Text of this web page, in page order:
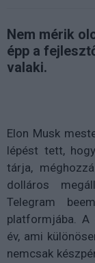
Nem mérik
épp a
valaki.
Elon Musk
lépést tett,
tárja,
dolláros
Telegram
platformjába.
év, ami
nemcsak